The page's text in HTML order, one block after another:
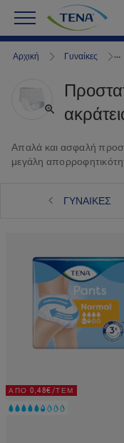
Αρχική Γυναίκες
Απαλά και ασφαλή
μεγάλη
ΓΥΝΑΊΚΕΣ
ΑΠΌ 0,48€/ΤΕΜ